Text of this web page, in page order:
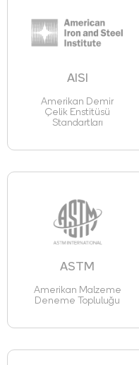
AISI
Amerikan Demir
Çelik Enstitüsü
Standartları
ASTM
Amerikan Malzeme
Deneme Topluluğu